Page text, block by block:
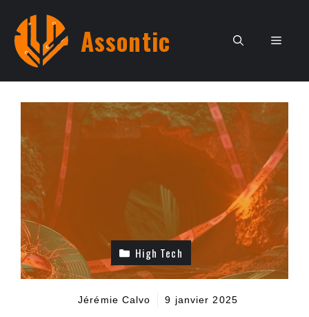
contenu
Assontic Menu
High Tech
Jérémie Calvo 9 janvier 2025